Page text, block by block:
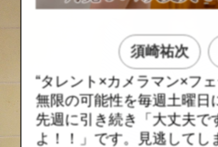
須崎祐次
“タレント×カメラマン×フ
無限の可能性を毎週土曜日
先週に引き続き「大丈夫
よ！！」です。見逃してし
::fzkqzrz.oi